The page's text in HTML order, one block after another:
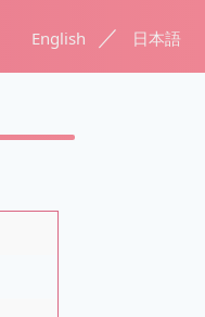
English ／ 日本語